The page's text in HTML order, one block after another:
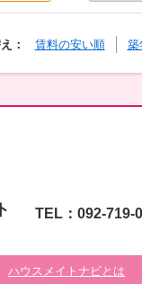
： 賃料の安い順 築
TEL：092-719-
ハウスメイトナビとは